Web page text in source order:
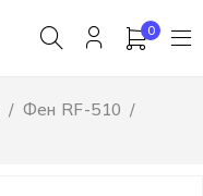
0
/ Фен RF-510 /